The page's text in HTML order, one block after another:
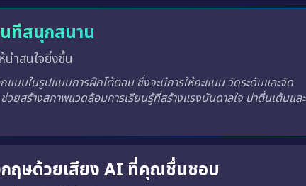
ที่สนุกสนาน
น่าสนใจยิ่งขึ้น
แบบในรูปแบบการฝึกโต้ตอบ ซึ่งจะมีการให้คะแนน วัดระดับและจัด
วยสร้างสภาพแวดล้อมการเรียนรู้ที่สร้างแรงบันดาลใจ น่าตื่นเต้นและ
กฤษด้วยเสียง AI ที่คุณชื่นชอบ